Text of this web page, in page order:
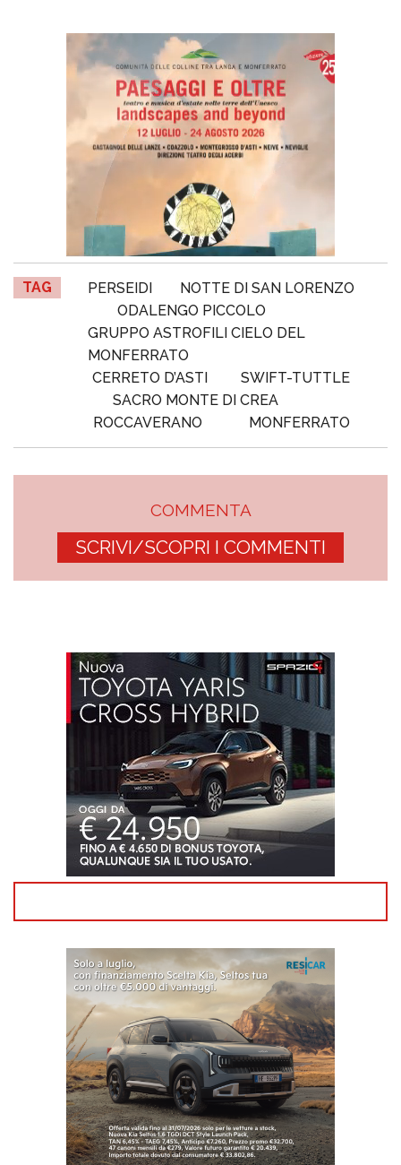
TAG PERSEIDI
NOTTE DI SAN LORENZO
ODALENGO PICCOLO
GRUPPO ASTROFILI CIELO DEL
MONFERRATO
CERRETO D’ASTI
SWIFT-TUTTLE
SACRO MONTE DI CREA
ROCCAVERANO
MONFERRATO
COMMENTA
SCRIVI/SCOPRI I COMMENTI